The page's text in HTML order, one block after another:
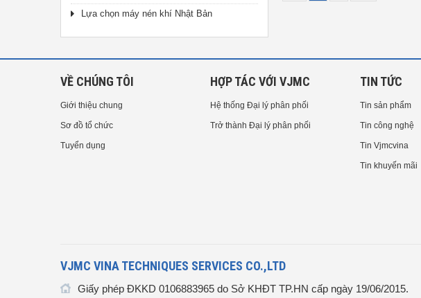
Lựa chọn máy nén khí Nhật Bản
VỀ CHÚNG TÔI
Giới thiệu chung
Sơ đồ tổ chức
Tuyển dụng
HỢP TÁC VỚI VJMC
Hệ thống Đại lý phân phối
Trở thành Đại lý phân phối
TIN TỨC
Tin sản phẩm
Tin công nghệ
Tin Vjmcvina
Tin khuyến mãi
VJMC VINA TECHNIQUES SERVICES CO.,LTD
Giấy phép ĐKKD 0106883965 do Sở KHĐT TP.HN cấp ngày 19/06/2015.